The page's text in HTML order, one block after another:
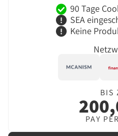
90 Tage
SEA
Keine
BIS
PAY